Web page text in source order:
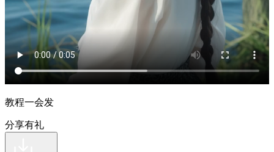
教程一会发
分享有礼